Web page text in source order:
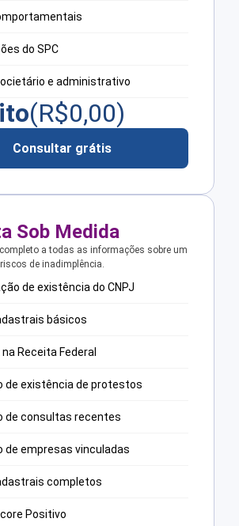
do SPC
e administrativo
(R$0,00)
Consultar grátis
Sob Medida
a todas as informações sobre um
de inadimplência.
de existência do CNPJ
básicos
Receita Federal
de existência de protestos
de consultas recentes
de empresas vinculadas
completos
Positivo